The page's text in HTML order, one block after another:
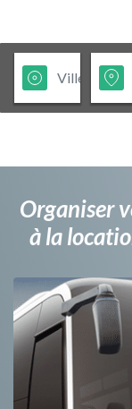
Organiser
à la